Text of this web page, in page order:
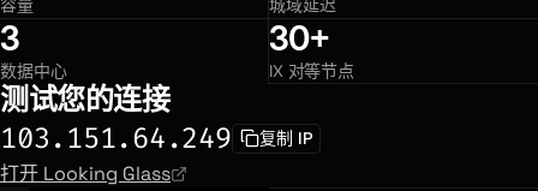
容量 城域延迟
3
数据中心
30+
IX 对等节点
测试您的连接
103.151.64.249 复制 IP
打开 Looking Glass